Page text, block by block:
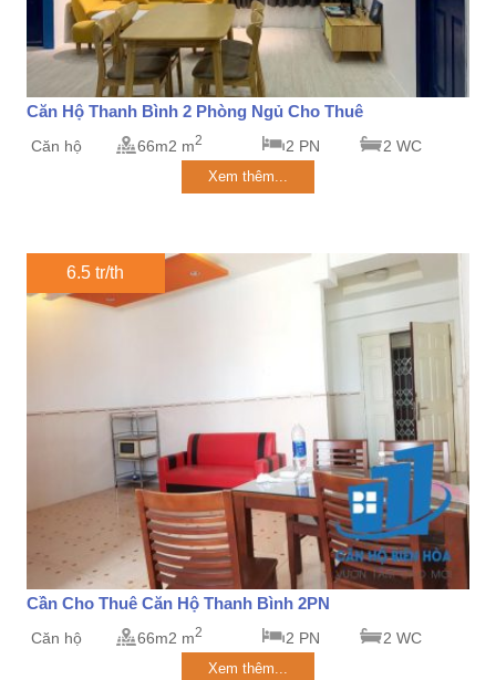
Căn Hộ Thanh Bình 2 Phòng Ngủ Cho Thuê
Căn hộ 66m2 m2 2 PN 2 WC
Xem thêm...
6.5 tr/th
Cần Cho Thuê Căn Hộ Thanh Bình 2PN
Căn hộ 66m2 m2 2 PN 2 WC
Xem thêm...